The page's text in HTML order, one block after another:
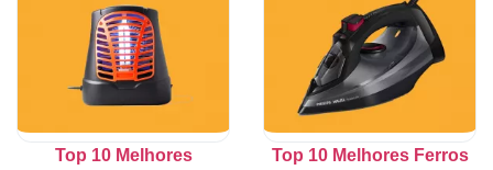
Top 10 Melhores
Top 10 Melhores Ferros